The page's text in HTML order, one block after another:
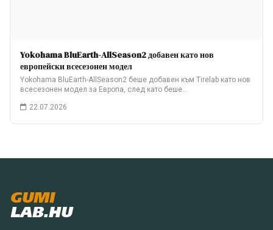
Yokohama BluEarth-AllSeason2 добавен като нов
европейски всесезонен модел
Yokohama BluEarth-AllSeason2 беше добавен към Tirelab като нов
всесезонен модел за Европа, след като беше…
22.07.2026
GUMI
LAB.HU